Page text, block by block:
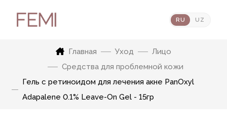
RU UZ
Главная Уход
Лицо
Средства для проблемной кожи
Гель с ретиноидом для лечения акне PanOxyl
Adapalene 0.1% Leave-On Gel - 15гр